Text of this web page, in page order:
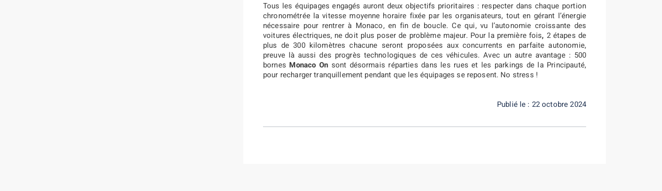
Tous les équipages engagés auront deux objectifs prioritaires : respecter dans chaque portion
chronométrée la vitesse moyenne horaire fixée par les organisateurs, tout en gérant l’énergie
nécessaire pour rentrer à Monaco, en fin de boucle. Ce qui, vu l’autonomie croissante des
voitures électriques, ne doit plus poser de problème majeur. Pour la première fois, 2 étapes de
plus de 300 kilomètres chacune seront proposées aux concurrents en parfaite autonomie,
preuve là aussi des progrès technologiques de ces véhicules. Avec un autre avantage : 500
bornes Monaco On sont désormais réparties dans les rues et les parkings de la Principauté,
pour recharger tranquillement pendant que les équipages se reposent. No stress !
Publié le : 22 octobre 2024